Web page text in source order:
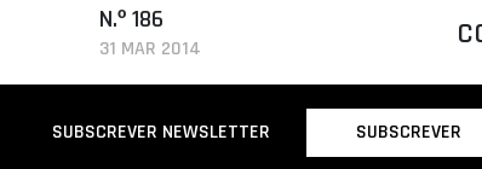
CLUBES
AGENTES
SELEÇÕES
N.º 186
31 MAR 2014
SUBSCREVER NEWSLETTER SUBSCREVER